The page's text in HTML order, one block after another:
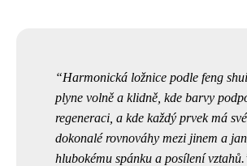
Harmonická ložnice podle feng
plyne volně a klidně, kde barvy
regeneraci, a kde každý prvek má
dokonalé rovnováhy mezi jinem a
hlubokému spánku a posílení vztahů.